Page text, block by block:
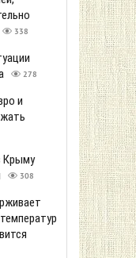
338
278
и
Крыму
308